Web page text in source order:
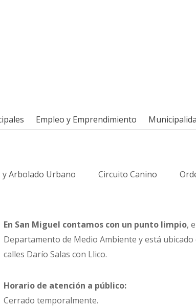
Empleo y Emprendimiento
y Arbolado Urbano Circuito Canino
En San Miguel contamos con un punto limpio,
Departamento de Medio Ambiente y está
calles Darío Salas con Llico.
Horario de atención a público:
Cerrado temporalmente.